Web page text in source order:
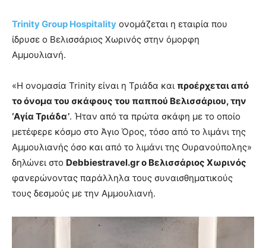
Trinity Group Hospitality ονομάζεται η εταιρία που
ίδρυσε ο Βελισσάριος Χωρινός στην όμορφη
Αμμουλιανή.
«Η ονομασία Trinity είναι η Τριάδα και προέρχεται από
το όνομα του σκάφους του παππού Βελισσάριου, την
‘Αγία Τριάδα’. Ήταν από τα πρώτα σκάφη με το οποίο
μετέφερε κόσμο στο Άγιο Όρος, τόσο από το λιμάνι της
Αμμουλιανής όσο και από το λιμάνι της Ουρανούπολης»
δηλώνει στο Debbiestravel.gr ο Βελισσάριος Χωρινός
φανερώνοντας παράλληλα τους συναισθηματικούς
τους δεσμούς με την Αμμουλιανή.